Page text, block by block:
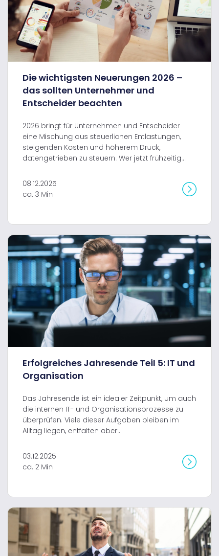
Die wichtigsten Neuerungen 2026 –
das sollten Unternehmer und
Entscheider beachten
2026 bringt für Unternehmen und Entscheider
eine Mischung aus steuerlichen Entlastungen,
steigenden Kosten und höherem Druck,
datengetrieben zu steuern. Wer jetzt frühzeitig...
08.12.2025
ca. 3 Min
Erfolgreiches Jahresende Teil 5: IT und
Organisation
Das Jahresende ist ein idealer Zeitpunkt, um auch
die internen IT- und Organisationsprozesse zu
überprüfen. Viele dieser Aufgaben bleiben im
Alltag liegen, entfalten aber...
03.12.2025
ca. 2 Min